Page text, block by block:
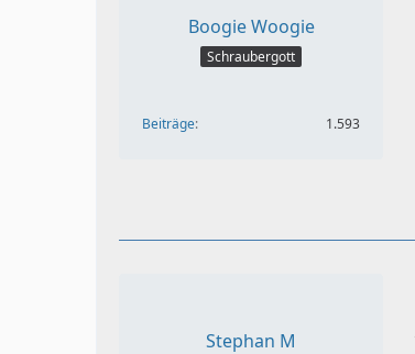
Boogie Woogie
Schraubergott
Beiträge 1.593
Stephan M